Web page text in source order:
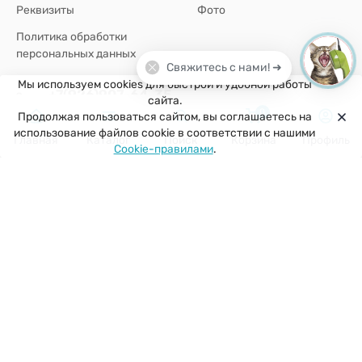
Реквизиты
Политика обработки
персональных данных
Фото
+7(926)907-64-35
г. Москва
zakaz@kuklobaza.ru
Мы используем cookies для быстрой и удобной работы
сайта.
Продолжая пользоваться сайтом, вы соглашаетесь на
использование файлов cookie в соответствии с нашими
Cookie-правилами.
Главная Каталог Поиск
0
Корзина Профиль
Свяжитесь с нами! ➜